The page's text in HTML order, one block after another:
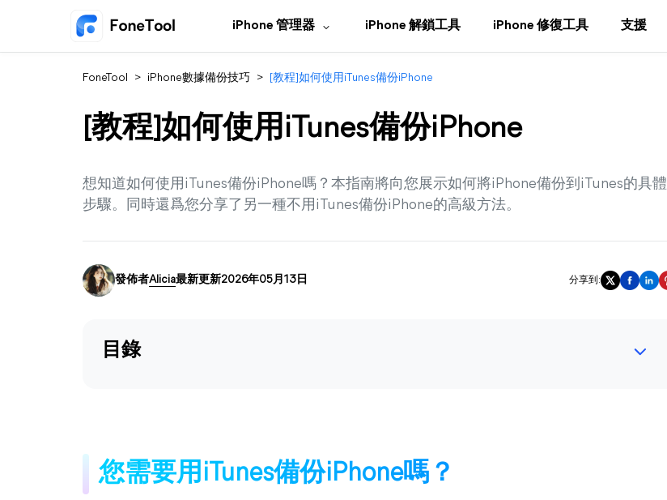
iPhone 管理器 iPhone 解鎖工具 iPhone 修復工具 支援
FoneTool > iPhone數據備份技巧 > [教程]如何使用iTunes備份iPhone
[教程]如何使用iTunes備份iPhone
想知道如何使用iTunes備份iPhone嗎？本指南將向您展示如何將iPhone備份到iTunes的具體
步驟。同時還爲您分享了另一種不用iTunes備份iPhone的高級方法。
發佈者Alicia最新更新2026年05月13日 分享到:
目錄
您需要用iTunes備份iPhone嗎？